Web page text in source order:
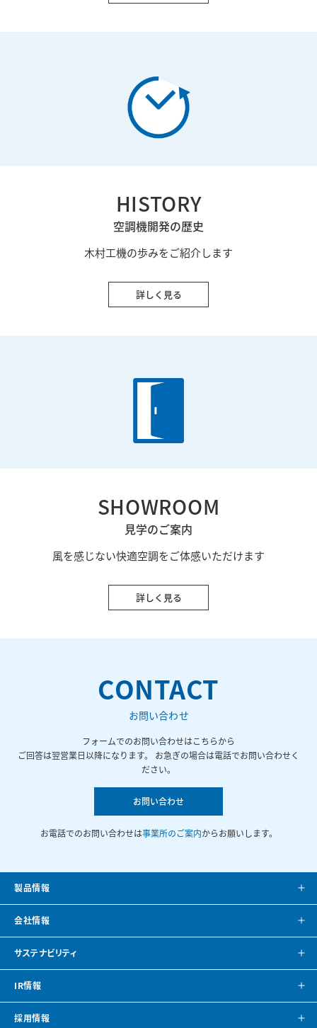
HISTORY
空調機開発の歴史
木村工機の歩みをご紹介します
詳しく見る
SHOWROOM
見学のご案内
風を感じない快適空調をご体感いただけます
詳しく見る
CONTACT
お問い合わせ
フォームでのお問い合わせはこちらから
ご回答は翌営業日以降になります。 お急ぎの場合は電話でお問い合わせく
ださい。
お問い合わせ
お電話でのお問い合わせは事業所のご案内からお願いします。
製品情報
製品案内
システム提案
CAD・BIMデータ
会社情報
会社案内
会社概要
サステナビリティ
方針・トップメッセージ
環境
IR情報
IRニュース
採用情報